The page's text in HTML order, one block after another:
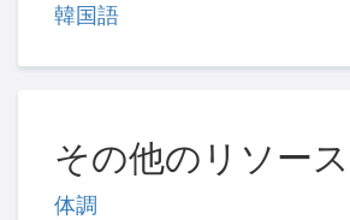
韓国語
その他のリソース
体調